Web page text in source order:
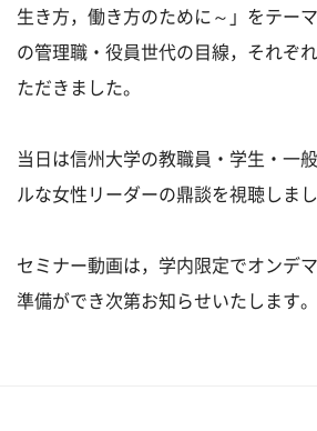
生き方，働き方のために～」をテー
の管理職・役員世代の目線，それぞ
ただきました。
当日は信州大学の教職員・学生・一
ルな女性リーダーの鼎談を視聴しまし
セミナー動画は，学内限定でオンデ
準備ができ次第お知らせいたします。